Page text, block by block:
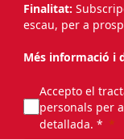
Finalitat:
escau, per a
Més informació i
Accepto el
personals per
detallada. *